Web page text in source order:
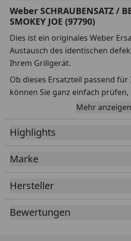
Weber SCHRAUBENSATZ /
SMOKEY JOE (97790)
Dies ist ein originales Weber
Austausch des identischen
Ihrem Grillgerät.
Ob dieses Ersatzteil passend
können Sie ganz einfach prüfen,
Explosionszeichnung Ihres
das betreffende Teil
Über die Seriennummer Ihres
ganz einfach zur passenden
Geben Sie dafür die
Sollte Ihnen nicht bekannt sein,
Seriennummer finden, klicken
Mehr anzeigen
Highlights
Marke
Hersteller
Bewertungen